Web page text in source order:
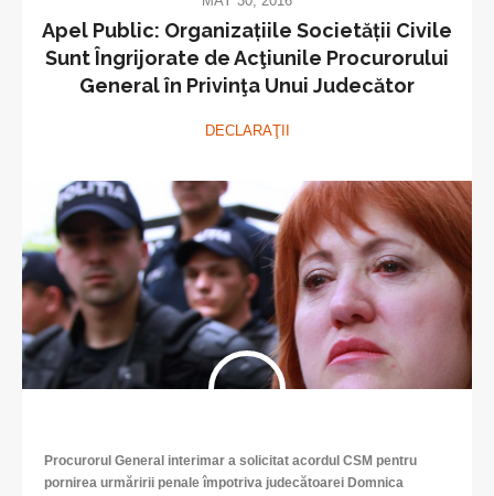
Apel Public: Organizațiile Societății Civile
Sunt Îngrijorate de Acţiunile Procurorului
General în Privinţa Unui Judecător
DECLARAŢII
Procurorul General interimar a solicitat acordul CSM pentru
pornirea urmăririi penale împotriva judecătoarei Domnica